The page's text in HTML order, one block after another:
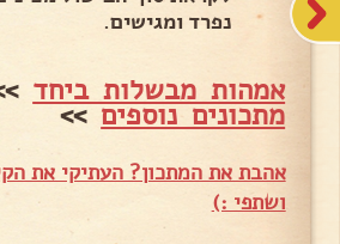
נפרד ומגישים.
אמהות מבשלות ביחד
מתכונים נוספים>>
אהבת את המתכון? העתיקי את
ושתפי :)